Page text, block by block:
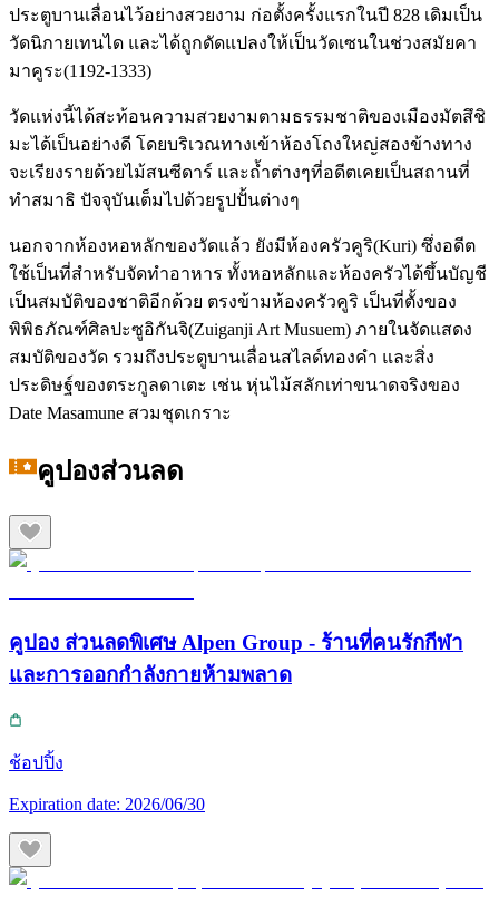
ประตูบานเลื่อนไว้อย่างสวยงาม ก่อตั้งครั้งแรกในปี 828 เดิมเป็น
วัดนิกายเทนได และได้ถูกดัดแปลงให้เป็นวัดเซนในช่วงสมัยคา
มาคูระ(1192-1333)
วัดแห่งนี้ได้สะท้อนความสวยงามตามธรรมชาติของเมืองมัตสึชิ
มะได้เป็นอย่างดี โดยบริเวณทางเข้าห้องโถงใหญ่สองข้างทาง
จะเรียงรายด้วยไม้สนซีดาร์ และถ้ำต่างๆที่อดีตเคยเป็นสถานที่
ทำสมาธิ ปัจจุบันเต็มไปด้วยรูปปั้นต่างๆ
นอกจากห้องหอหลักของวัดแล้ว ยังมีห้องครัวคูริ(Kuri) ซึ่งอดีต
ใช้เป็นที่สำหรับจัดทำอาหาร ทั้งหอหลักและห้องครัวได้ขึ้นบัญชี
เป็นสมบัติของชาติอีกด้วย ตรงข้ามห้องครัวคูริ เป็นที่ตั้งของ
พิพิธภัณฑ์ศิลปะซูอิกันจิ(Zuiganji Art Musuem) ภายในจัดแสดง
สมบัติของวัด รวมถึงประตูบานเลื่อนสไลด์ทองคำ และสิ่ง
ประดิษฐ์ของตระกูลดาเตะ เช่น หุ่นไม้สลักเท่าขนาดจริงของ
Date Masamune สวมชุดเกราะ
คูปองส่วนลด
คูปอง ส่วนลดพิเศษ Alpen Group - ร้านที่คนรักกีฬา
และการออกกำลังกายห้ามพลาด
ช้อปปิ้ง
Expiration date: 2026/06/30